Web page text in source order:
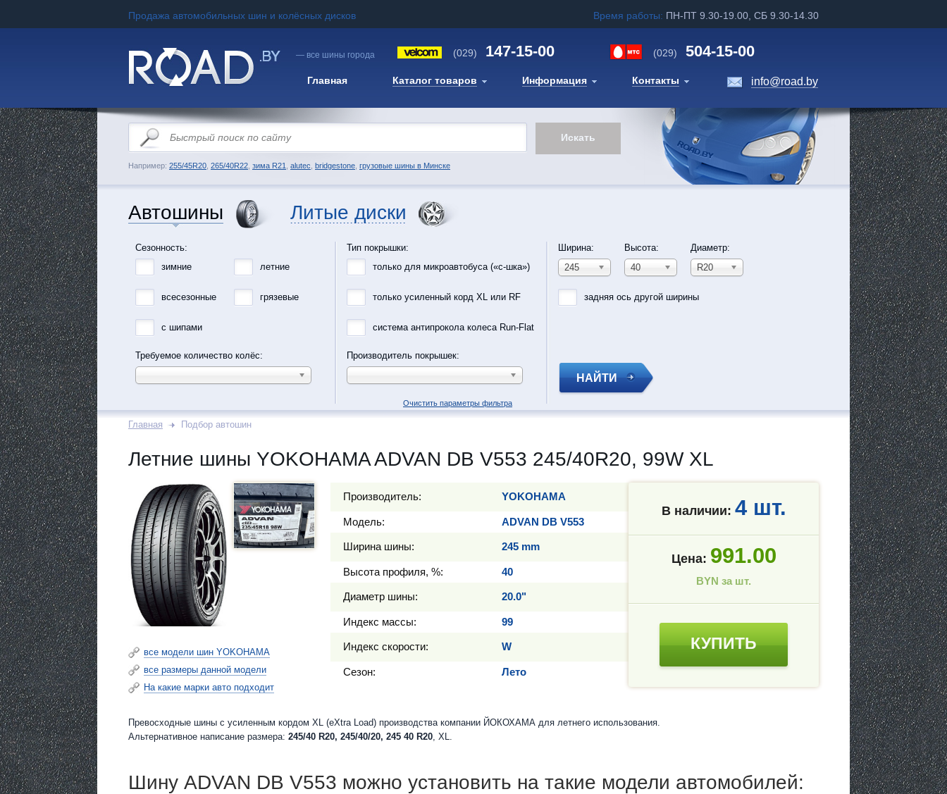
Продажа автомобильных шин и колёсных дисков Время работы: ПН-ПТ 9.30-19.00, СБ 9.30-14.30
— все шины города (029) 147-15-00 (029) 504-15-00
Главная Каталог товаров Информация Контакты info@road.by
Например: 255/45R20 265/40R22 зима R21 alutec bridgestone грузовые шины в Минске
Автошины Литые диски
Сезонность:
зимние
летние
всесезонные грязевые
с шипами
Требуемое количество колёс:
Тип покрышки:
только для микроавтобуса («с-шка»)
только усиленный корд XL или RF
система антипрокола колеса Run-Flat
Производитель покрышек:
Ширина:
245
Высота:
40
Диаметр:
R20
задняя ось другой ширины
НАЙТИ
Очистить параметры фильтра
Главная Подбор автошин
Летние шины YOKOHAMA ADVAN DB V553 245/40R20, 99W XL
все модели шин YOKOHAMA
все размеры данной модели
На какие марки авто подходит
Производитель: YOKOHAMA
Модель: ADVAN DB V553
Ширина шины: 245 mm
Высота профиля, %: 40
Диаметр шины: 20.0"
Индекс массы: 99
Индекс скорости: W
Сезон: Лето
В наличии: 4 шт.
Цена: 991.00
BYN за шт.
КУПИТЬ
Превосходные шины c усиленным кордом XL (eXtra Load) производства компании ЙОКОХАМА для летнего использования.
Альтернативное написание размера: 245/40 R20, 245/40/20, 245 40 R20, XL.
Шину ADVAN DB V553 можно установить на такие модели автомобилей: